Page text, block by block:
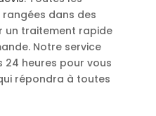
dans des
un traitement rapide
Notre service
heures pour vous
répondra à toutes